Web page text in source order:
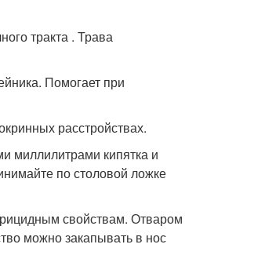
тракта . Трава
Помогает при
расстройствах.
миллилитрами кипятка и
по столовой ложке
свойствам. Отваром
можно закапывать в нос